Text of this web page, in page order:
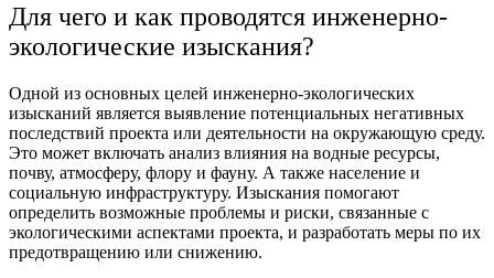
Для чего и как проводятся инженерно-
экологические изыскания?
Одной из основных целей инженерно-экологических
изысканий является выявление потенциальных негативных
последствий проекта или деятельности на окружающую среду.
Это может включать анализ влияния на водные ресурсы,
почву, атмосферу, флору и фауну. А также население и
социальную инфраструктуру. Изыскания помогают
определить возможные проблемы и риски, связанные с
экологическими аспектами проекта, и разработать меры по их
предотвращению или снижению.